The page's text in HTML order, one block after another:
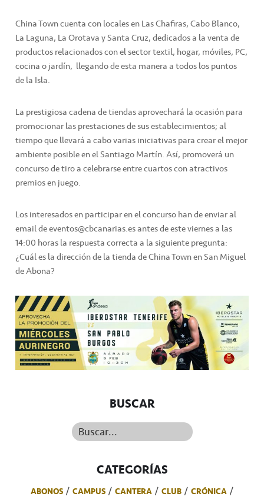
China Town cuenta con locales en Las Chafiras, Cabo Blanco,
La Laguna, La Orotava y Santa Cruz, dedicados a la venta de
productos relacionados con el sector textil, hogar, móviles, PC,
cocina o jardín, llegando de esta manera a todos los puntos
de la Isla.
La prestigiosa cadena de tiendas aprovechará la ocasión para
promocionar las prestaciones de sus establecimientos; al
tiempo que llevará a cabo varias iniciativas para crear el mejor
ambiente posible en el Santiago Martín. Así, promoverá un
concurso de tiro a celebrarse entre cuartos con atractivos
premios en juego.
Los interesados en participar en el concurso han de enviar al
email de eventos@cbcanarias.es antes de este viernes a las
14:00 horas la respuesta correcta a la siguiente pregunta:
¿Cuál es la dirección de la tienda de China Town en San Miguel
de Abona?
BUSCAR
Buscar...
CATEGORÍAS
ABONOS CAMPUS CANTERA CLUB CRÓNICA